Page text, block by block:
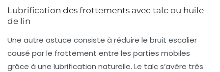
Lubrification des frottements avec talc ou huile
de lin
Une autre astuce consiste à réduire le bruit escalier
causé par le frottement entre les parties mobiles
grâce à une lubrification naturelle. Le talc s’avère très